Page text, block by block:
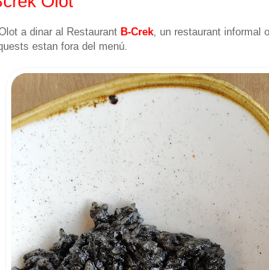
a dinar al Restaurant B-Crek, un restaurant informal
estan fora del menú.